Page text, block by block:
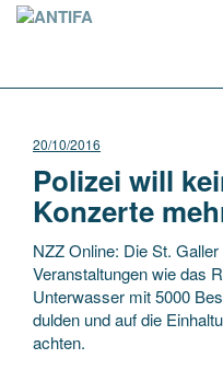
20/10/2016
Polizei will
Konzerte
NZZ Online: Die St.
Veranstaltungen wie das
Unterwasser mit 5000
dulden und auf die
achten.